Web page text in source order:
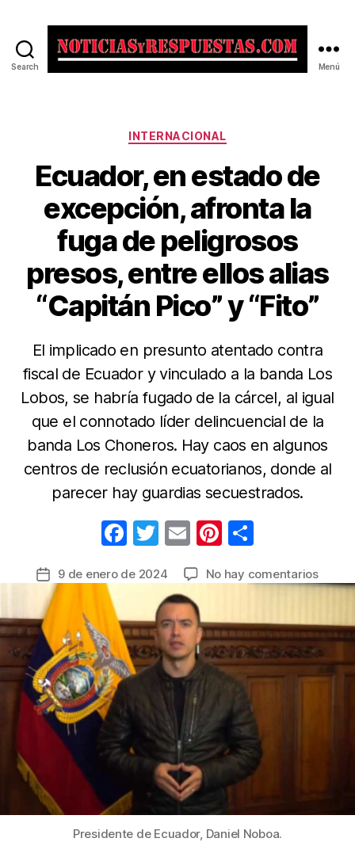
Search Menú
Categorías
INTERNACIONAL
Ecuador, en estado de
excepción, afronta la
fuga de peligrosos
presos, entre ellos alias
“Capitán Pico” y “Fito”
El implicado en presunto atentado contra
fiscal de Ecuador y vinculado a la banda Los
Lobos, se habría fugado de la cárcel, al igual
que el connotado líder delincuencial de la
banda Los Choneros. Hay caos en algunos
centros de reclusión ecuatorianos, donde al
parecer hay guardias secuestrados.
F
c
b
o
o
k
T
itt
er
E
ail
Pi
er
st
m
ar
tir
Fecha
de
la
entrada
9 de enero de 2024 No hay comentariosen
de
alias
Presidente de Ecuador, Daniel Noboa.